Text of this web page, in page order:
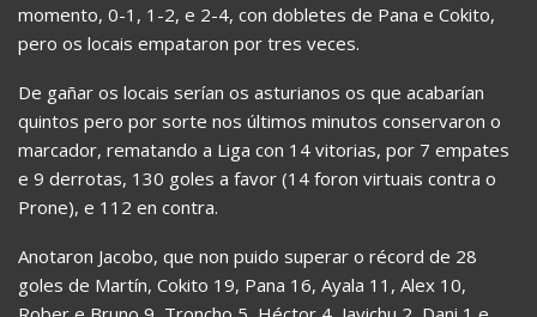
momento, 0-1, 1-2, e 2-4, con dobletes de Pana e Cokito,
pero os locais empataron por tres veces.
De gañar os locais serían os asturianos os que acabarían
quintos pero por sorte nos últimos minutos conservaron o
marcador, rematando a Liga con 14 vitorias, por 7 empates
e 9 derrotas, 130 goles a favor (14 foron virtuais contra o
Prone), e 112 en contra.
Anotaron Jacobo, que non puido superar o récord de 28
goles de Martín, Cokito 19, Pana 16, Ayala 11, Alex 10,